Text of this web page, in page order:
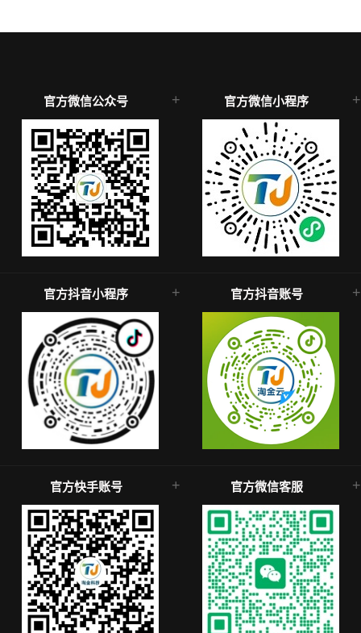
官方微信公众号 官方微信小程序
官方抖音小程序 官方抖音账号
官方快手账号 官方微信客服